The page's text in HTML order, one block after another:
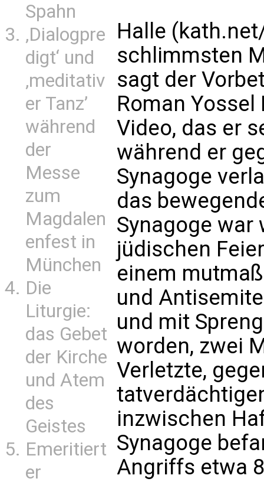
Spahn
‚Dialogpre
digt‘ und
‚meditativ
er Tanz’
während
der
Messe
zum
Magdalen
enfest in
München
Die
Liturgie:
das Gebet
der Kirche
und Atem
des
Geistes
Emeritiert
er
Halle
schlimmsten
sagt der
Roman
Video, das er
während er
Synagoge
das
Synagoge war
jüdischen
einem
und
und mit
worden, zwei
Verletzte,
inzwischen
Synagoge
Angriffs etwa